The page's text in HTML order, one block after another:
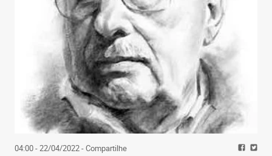
04:00 - 22/04/2022- Compartilhe